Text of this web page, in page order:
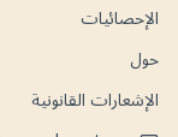
الإحصائيات
حول
الإشعارات القانونية